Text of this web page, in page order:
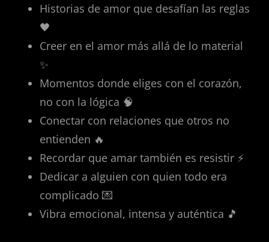
Historias de amor que desafían las reglas
🖤
Creer en el amor más allá de lo material
✨
Momentos donde eliges con el corazón,
no con la lógica 🧠
Conectar con relaciones que otros no
entienden 🔥
Recordar que amar también es resistir ⚡
Dedicar a alguien con quien todo era
complicado 💌
Vibra emocional, intensa y auténtica 🎵